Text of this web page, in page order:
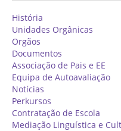
Oferta Formativa 2026/
Matrículas
Critérios Específicos de
Ensino
Horários
Educação Especial
História
Unidades Orgânicas
Orgãos
Documentos
Associação de Pais e EE
Equipa de Autoavaliação
Notícias
Perkursos
Contratação de Escola
Mediação Linguística e